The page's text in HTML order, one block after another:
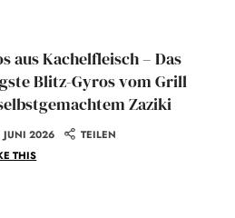
aus Kachelfleisch – Das
Blitz-Gyros vom Grill
Zaziki
JUNI 2026
TEILEN
THIS